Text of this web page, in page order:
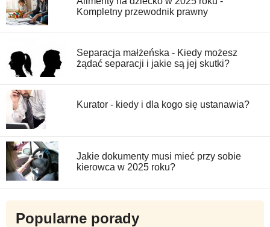
Kompletny przewodnik prawny
Separacja małżeńska - Kiedy możesz
żądać separacji i jakie są jej skutki?
Kurator - kiedy i dla kogo się ustanawia?
Jakie dokumenty musi mieć przy sobie
kierowca w 2025 roku?
Popularne porady